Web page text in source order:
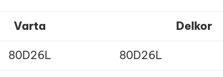
Varta Delkor
80D26L 80D26L